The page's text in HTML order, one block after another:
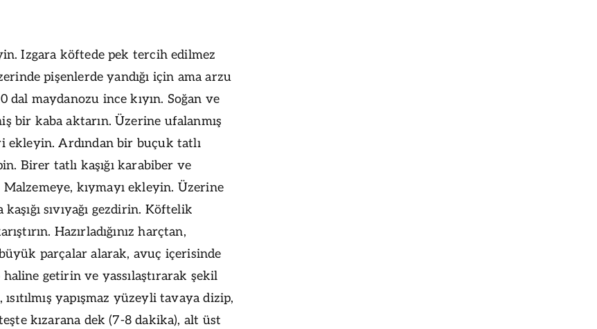
Izgara köftede pek tercih edilmez
pişenlerde yandığı için ama arzu
dal maydanozu ince kıyın. Soğan ve
bir kaba aktarın. Üzerine ufalanmış
ekleyin. Ardından bir buçuk tatlı
Birer tatlı kaşığı karabiber ve
kıymayı ekleyin. Üzerine
sıvıyağı gezdirin. Köftelik
Hazırladığınız harçtan,
parçalar alarak, avuç içerisinde
getirin ve yassılaştırarak şekil
yapışmaz yüzeyli tavaya dizip,
kızarana dek (7-8 dakika), alt üst